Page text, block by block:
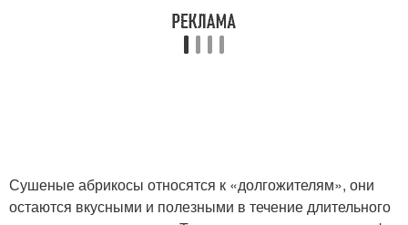
Сушеные абрикосы относятся к «долгожителям», они
остаются вкусными и полезными в течение длительного